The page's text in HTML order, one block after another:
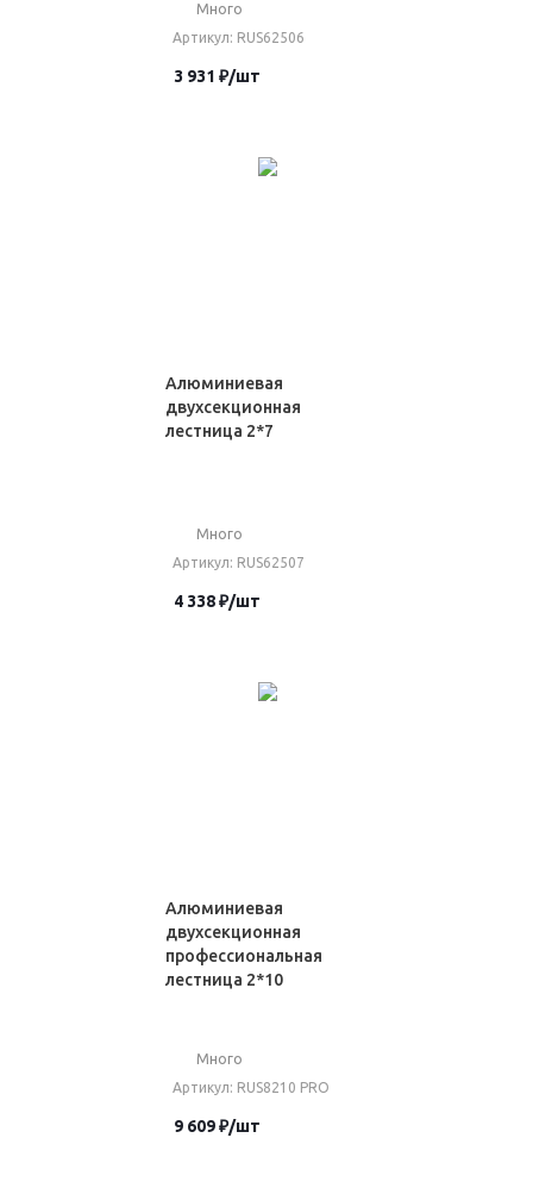
Много
Артикул: RUS62506
3 931 ₽/шт
Алюминиевая
двухсекционная
лестница 2*7
Много
Артикул: RUS62507
4 338₽/шт
Алюминиевая
двухсекционная
профессиональная
лестница 2*10
Много
Артикул: RUS8210 PRO
9 609₽/шт